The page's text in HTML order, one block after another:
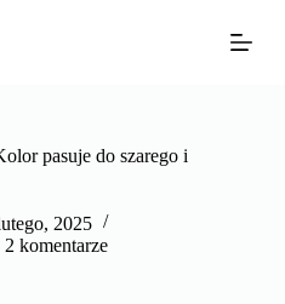
pasuje do szarego i
2025
2 komentarze